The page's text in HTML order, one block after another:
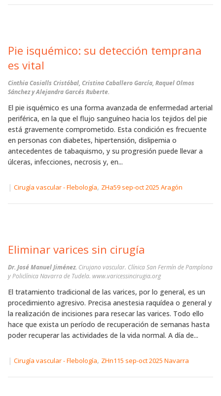
Pie isquémico: su detección temprana
es vital
Cinthia Cosialls Cristóbal, Cristina Caballero García, Raquel Olmos
Sánchez y Alejandra Garcés Ruberte.
El pie isquémico es una forma avanzada de enfermedad arterial
periférica, en la que el flujo sanguíneo hacia los tejidos del pie
está gravemente comprometido. Esta condición es frecuente
en personas con diabetes, hipertensión, dislipemia o
antecedentes de tabaquismo, y su progresión puede llevar a
úlceras, infecciones, necrosis y, en...
| Cirugía vascular - Flebología, ZHa59 sep-oct 2025 Aragón
Eliminar varices sin cirugía
Dr. José Manuel Jiménez. Cirujano vascular. Clínica San Fermín de Pamplona
y Policlínica Navarra de Tudela. www.varicessincirugia.org
El tratamiento tradicional de las varices, por lo general, es un
procedimiento agresivo. Precisa anestesia raquídea o general y
la realización de incisiones para resecar las varices. Todo ello
hace que exista un período de recuperación de semanas hasta
poder recuperar las actividades de la vida normal. A día de...
| Cirugía vascular - Flebología, ZHn115 sep-oct 2025 Navarra